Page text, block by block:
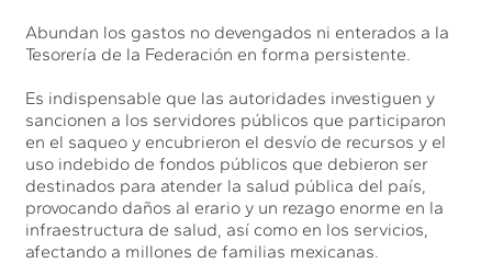
Abundan los gastos no devengados ni enterados a la
Tesorería de la Federación en forma persistente.
Es indispensable que las autoridades investiguen y
sancionen a los servidores públicos que participaron
en el saqueo y encubrieron el desvío de recursos y el
uso indebido de fondos públicos que debieron ser
destinados para atender la salud pública del país,
provocando daños al erario y un rezago enorme en la
infraestructura de salud, así como en los servicios,
afectando a millones de familias mexicanas.